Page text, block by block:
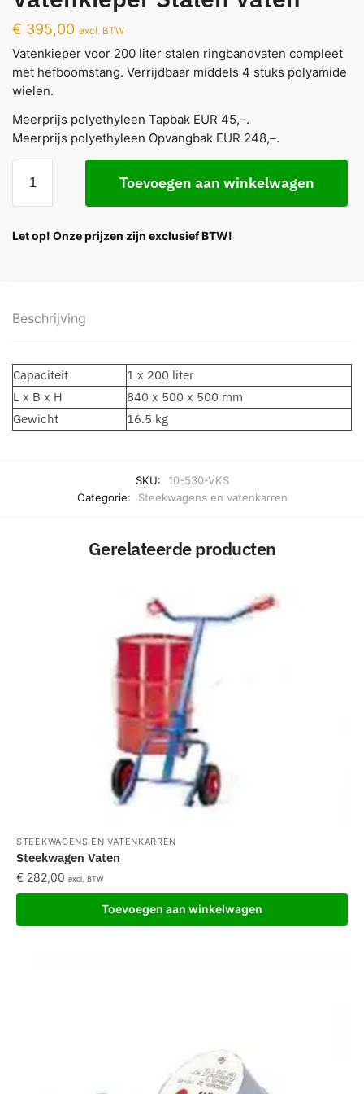
€ 395,00 excl. BTW
Vatenkieper voor 200 liter stalen ringbandvaten compleet
met hefboomstang. Verrijdbaar middels 4 stuks polyamide
wielen.
Meerprijs polyethyleen Tapbak EUR 45,–.
Meerprijs polyethyleen Opvangbak EUR 248,–.
Toevoegen aan winkelwagen
Let op! Onze prijzen zijn exclusief BTW!
Beschrijving
Capaciteit
1 x 200 liter
L x B x H
840 x 500 x 500 mm
Gewicht
16.5 kg
SKU:
10-530-VKS
Categorie:
Steekwagens en vatenkarren
Gerelateerde producten
STEEKWAGENS EN VATENKARREN
Steekwagen Vaten
€ 282,00 excl. BTW
Toevoegen aan winkelwagen